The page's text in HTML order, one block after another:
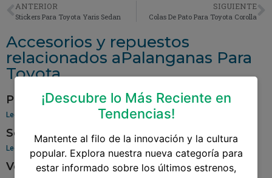
ANTERIOR
Stickers Para Toyota Yaris Sedan
SIGUIENTE
Colas De Pato Para Toyota Corolla
Accesorios y repuestos
relacionados aPalanganas Para
Toyota
Pantalla Para Toyota Yaris
Leer más »
Sensor De Oxigeno Para Toyota Corolla
Leer más »
Venta De Aros Para Toyota Hilux
¡Descubre lo Más Reciente en
Tendencias!
Mantente al filo de la innovación y la cultura
popular. Explora nuestra nueva categoría para
estar informado sobre los últimos estrenos,